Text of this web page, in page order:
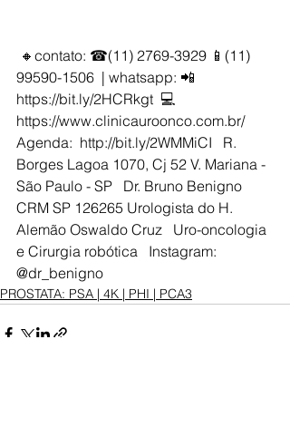
99590-1506  | whatsapp: 📲
https://bit.ly/2HCRkgt  💻
https://www.clinicauroonco.com.br/
Agenda:  http://bit.ly/2WMMiCI   R.
Borges Lagoa 1070, Cj 52 V. Mariana -
São Paulo - SP   Dr. Bruno Benigno
CRM SP 126265 Urologista do H.
Alemão Oswaldo Cruz   Uro-oncologia
e Cirurgia robótica   Instagram:
@dr_benigno
PROSTATA: PSA | 4K | PHI | PCA3